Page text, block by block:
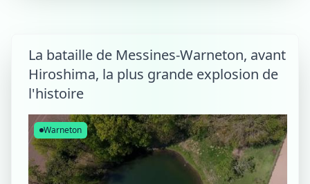
La bataille de Messines-Warneton, avant
Hiroshima, la plus grande explosion de
l'histoire
Warneton